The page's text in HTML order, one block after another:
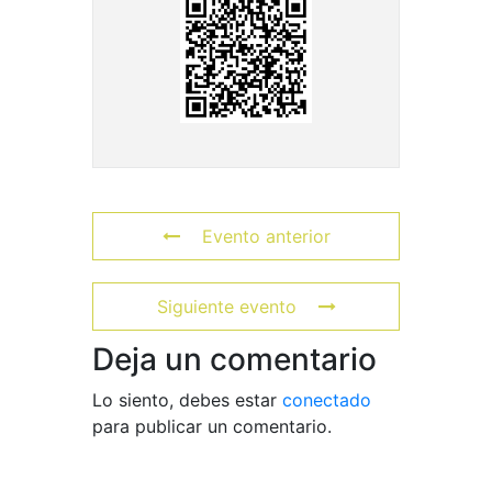
Evento anterior
Siguiente evento
Deja un comentario
Lo siento, debes estar conectado
para publicar un comentario.